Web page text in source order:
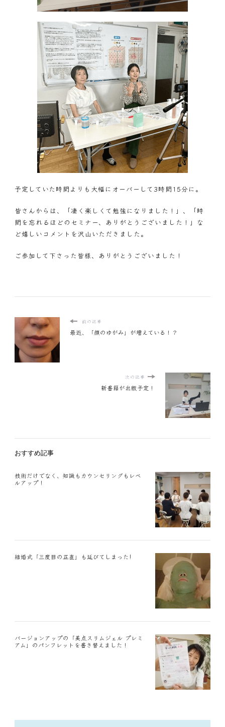
予定していた時間よりも大幅にオーバーして3時間15分に。
皆さんからは、「凄く楽しくて勉強になりました！」、「時
間を忘れるほどのセミナー、ありがとうございました！」な
ど嬉しいコメントを沢山いただきました。
ご参加して下さった皆様、ありがとうございました！
前の記事
最近、「顔のゆがみ」が増えている！？
次の記事
新書籍が出版予定！
おすすめ記事
技術だけでなく、知識もカウンセリングもレベ
ルアップ！
結婚式「三度目の正直」も延びてしまった!
バージョンアップの「美点スリムジェル プレミ
アム」のパンフレットを書き替えました！